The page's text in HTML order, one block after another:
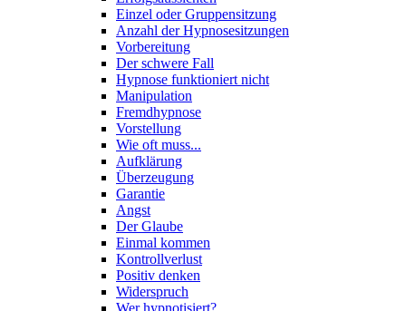
Einzel oder Gruppensitzung
Anzahl der Hypnosesitzungen
Vorbereitung
Der schwere Fall
Hypnose funktioniert nicht
Manipulation
Fremdhypnose
Vorstellung
Wie oft muss...
Aufklärung
Überzeugung
Garantie
Angst
Der Glaube
Einmal kommen
Kontrollverlust
Positiv denken
Widerspruch
Wer hypnotisiert?